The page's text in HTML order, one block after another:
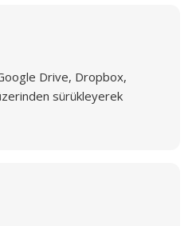
Drive, Dropbox,
sürükleyerek